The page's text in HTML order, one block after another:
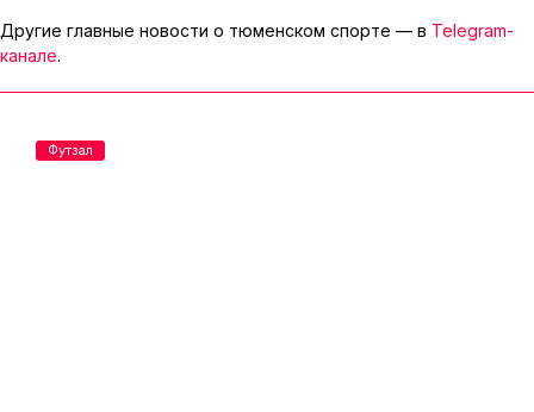
Другие главные новости о тюменском спорте — в Telegram-
канале.
Футзал